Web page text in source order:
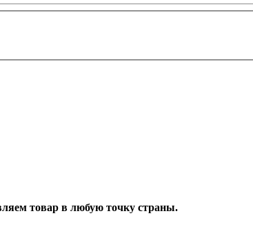
товар в любую точку страны.